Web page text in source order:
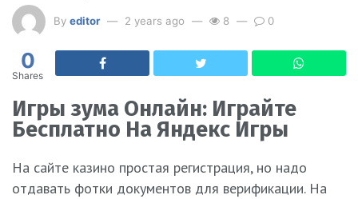
By editor 2 years ago 8 0
0
Shares
Игры зума Онлайн: Играйте
Бесплатно На Яндекс Игры
На сайте казино простая регистрация, но надо
отдавать фотки документов для верификации. На